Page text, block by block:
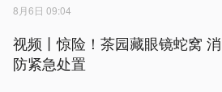
8月6日 09:04
视频丨惊险！茶园藏眼镜蛇窝 消
防紧急处置